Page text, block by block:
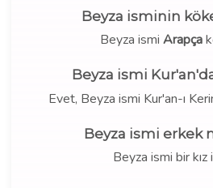
Beyza isminin
Beyza ismi Arapça
Beyza ismi
Evet, Beyza ismi Kur'an-ı
Beyza ismi erkek
Beyza ismi bir kız